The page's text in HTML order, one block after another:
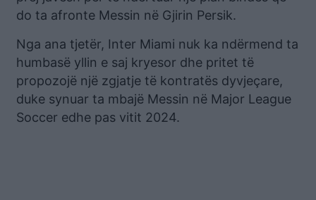
do ta afronte Messin në Gjirin Persik.
Nga ana tjetër, Inter Miami nuk ka ndërmend ta
humbasë yllin e saj kryesor dhe pritet të
propozojë një zgjatje të kontratës dyvjeçare,
duke synuar ta mbajë Messin në Major League
Soccer edhe pas vitit 2024.